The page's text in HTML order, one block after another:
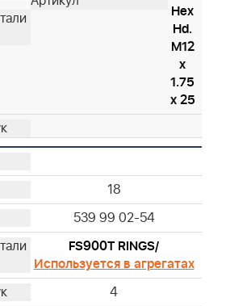
Hex
Hd.
M12
x
1.75
x 25
18
539 99 02-54
FS900T RINGS/
Используется в агрегатах
4